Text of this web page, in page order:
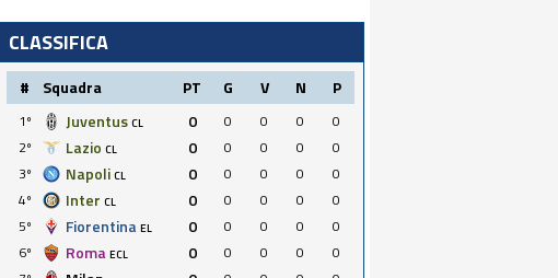
CLASSIFICA
# Squadra PT G V N P
1º Juventus CL 0 0 0 0
0
2º
Lazio CL 0 0 0 0
0
3º
Napoli CL 0 0 0 0
0
4º
Inter CL 0 0 0 0
0
5º
Fiorentina EL 0 0 0 0
0
6º
Roma ECL 0 0 0 0
0